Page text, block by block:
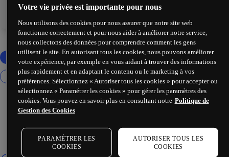
Votre vie privée est importante pour nous
Nous utilisons des cookies pour nous assurer que notre site web
fonctionne correctement et pour nous aider à améliorer notre service,
nous collectons des données pour comprendre comment les gens
utilisent le site. En autorisant tous les cookies, nous pouvons améliorer
votre expérience, par exemple en vous aidant à trouver des informations
plus rapidement et en adaptant le contenu ou le marketing à vos
préférences. Sélectionnez « Autoriser tous les cookies » pour accepter ou
sélectionnez « Paramétrer les cookies » pour gérer les paramètres des
cookies. Vous pouvez en savoir plus en consultant notre Politique de
Gestion des Cookies
PARAMÉTRER LES
COOKIES
AUTORISER TOUS LES
COOKIES